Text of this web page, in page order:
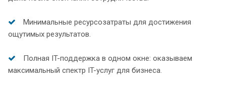
Минимальные ресурсозатраты для достижения
ощутимых результатов.
Полная IT-поддержка в одном окне: оказываем
максимальный спектр IT-услуг для бизнеса.